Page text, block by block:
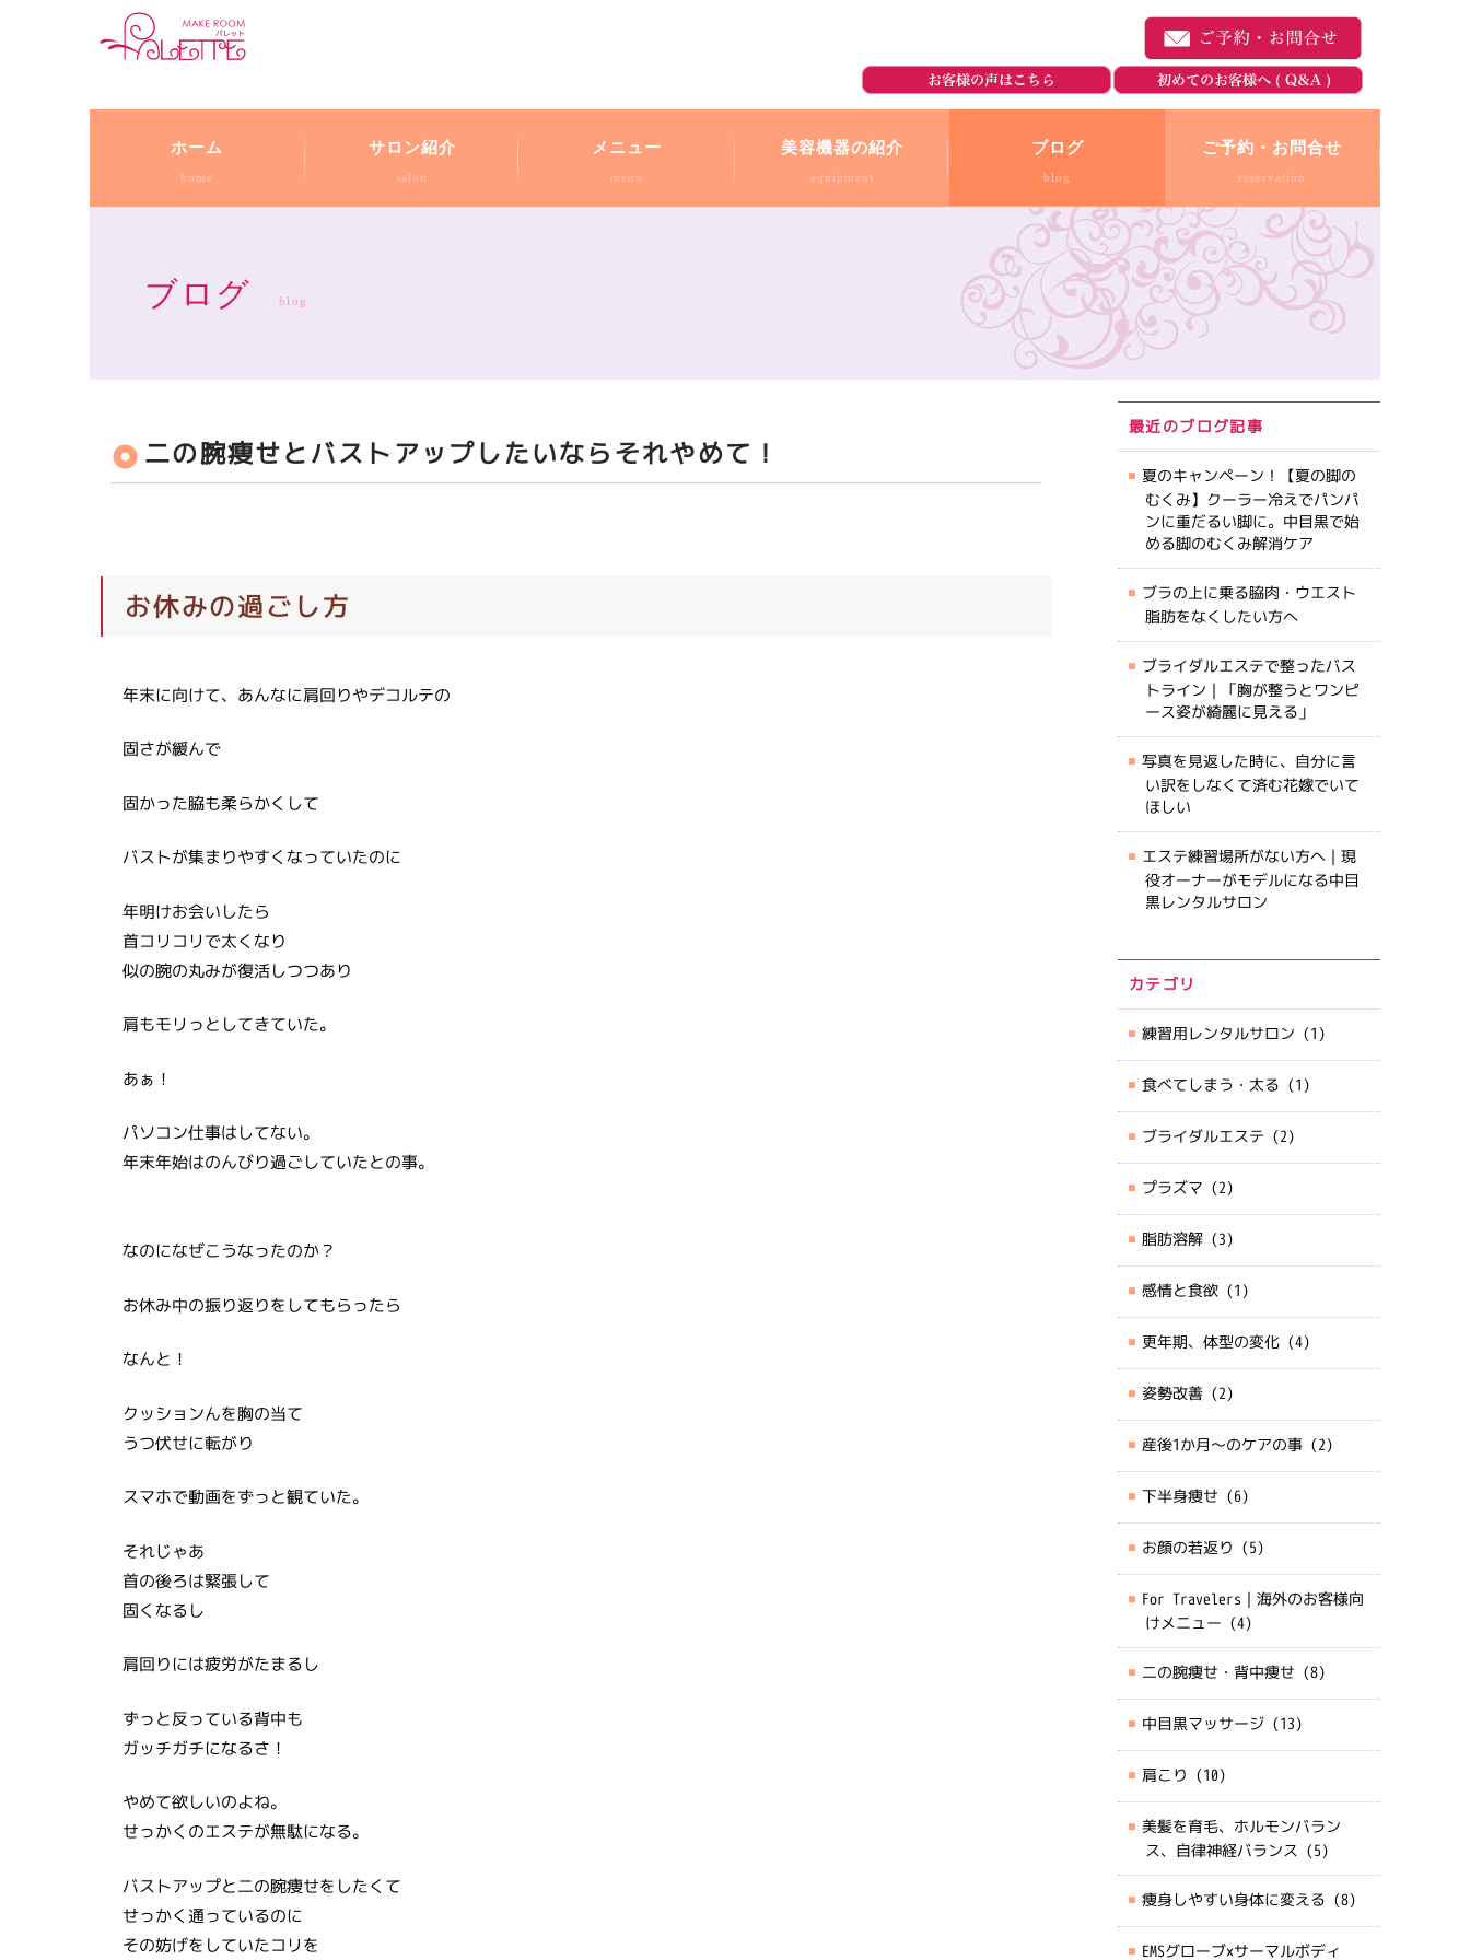
ホーム
home
サロン紹介
salon
メニュー
menu
美容機器の紹介
equipment
ブログ
blog
ご予約・お問合せ
reservation
ブログ blog
二の腕痩せとバストアップしたいならそれやめて！
お休みの過ごし方
年末に向けて、あんなに肩回りやデコルテの
固さが緩んで
固かった脇も柔らかくして
バストが集まりやすくなっていたのに
年明けお会いしたら
首コリコリで太くなり
似の腕の丸みが復活しつつあり
肩もモリっとしてきていた。
あぁ！
パソコン仕事はしてない。
年末年始はのんびり過ごしていたとの事。
なのになぜこうなったのか？
お休み中の振り返りをしてもらったら
なんと！
クッションんを胸の当て
うつ伏せに転がり
スマホで動画をずっと観ていた。
それじゃあ
首の後ろは緊張して
固くなるし
肩回りには疲労がたまるし
ずっと反っている背中も
ガッチガチになるさ！
やめて欲しいのよね。
せっかくのエステが無駄になる。
バストアップと二の腕痩せをしたくて
せっかく通っているのに
その妨げをしていたコリを
最近のブログ記事
夏のキャンペーン！【夏の脚の
むくみ】クーラー冷えでパンパ
ンに重だるい脚に。中目黒で始
める脚のむくみ解消ケア
ブラの上に乗る脇肉・ウエスト
脂肪をなくしたい方へ
ブライダルエステで整ったバス
トライン｜「胸が整うとワンピ
ース姿が綺麗に見える」
写真を見返した時に、自分に言
い訳をしなくて済む花嫁でいて
ほしい
エステ練習場所がない方へ｜現
役オーナーがモデルになる中目
黒レンタルサロン
カテゴリ
練習用レンタルサロン (1)
食べてしまう・太る (1)
ブライダルエステ (2)
プラズマ (2)
脂肪溶解 (3)
感情と食欲 (1)
更年期、体型の変化 (4)
姿勢改善 (2)
産後1か月～のケアの事 (2)
下半身痩せ (6)
お顔の若返り (5)
For Travelers｜海外のお客様向
けメニュー (4)
二の腕痩せ・背中痩せ (8)
中目黒マッサージ (13)
肩こり (10)
美髪を育毛、ホルモンバラン
ス、自律神経バランス (5)
痩身しやすい身体に変える (8)
EMSグローブ×サーマルボディ